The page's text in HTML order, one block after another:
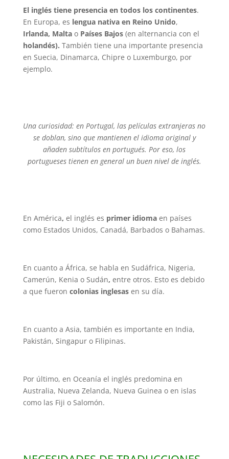
El inglés tiene presencia en todos los continentes.
En Europa, es lengua nativa en Reino Unido,
Irlanda, Maltao Países Bajos(en alternancia con el
holandés). También tiene una importante presencia
en Suecia, Dinamarca, Chipre o Luxemburgo, por
ejemplo.
Una curiosidad: en Portugal, las películas extranjeras no
se doblan, sino que mantienen el idioma original y
añaden subtítulos en portugués. Por eso, los
portugueses tienen en general un buen nivel de inglés.
En América, el inglés es primer idiomaen países
como Estados Unidos, Canadá, Barbados o Bahamas.
En cuanto a África, se habla en Sudáfrica, Nigeria,
Camerún, Kenia o Sudán, entre otros. Esto es debido
a que fueron colonias inglesasen su día.
En cuanto a Asia, también es importante en India,
Pakistán, Singapur o Filipinas.
Por último, en Oceanía el inglés predomina en
Australia, Nueva Zelanda, Nueva Guinea o en islas
como las Fiji o Salomón.